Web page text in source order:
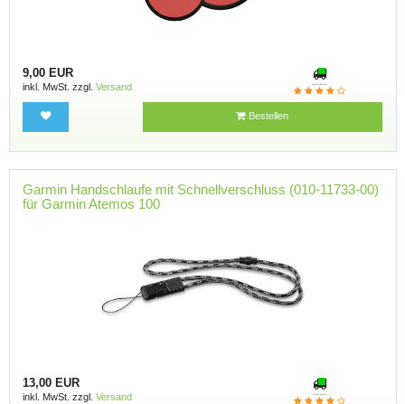
9,00 EUR
inkl. MwSt. zzgl. Versand
Bestellen
Garmin Handschlaufe mit Schnellverschluss (010-11733-00)
für Garmin Atemos 100
13,00 EUR
inkl. MwSt. zzgl. Versand